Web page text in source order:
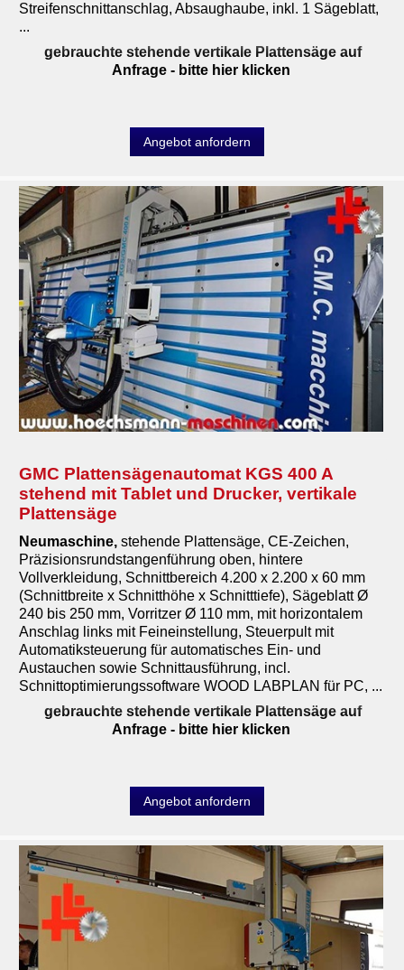
Streifenschnittanschlag, Absaughaube, inkl. 1 Sägeblatt,
...
gebrauchte stehende vertikale Plattensäge auf
Anfrage - bitte hier klicken
Angebot anfordern
GMC Plattensägenautomat KGS 400 A
stehend mit Tablet und Drucker, vertikale
Plattensäge
Neumaschine, stehende Plattensäge, CE-Zeichen,
Präzisionsrundstangenführung oben, hintere
Vollverkleidung, Schnittbereich 4.200 x 2.200 x 60 mm
(Schnittbreite x Schnitthöhe x Schnitttiefe), Sägeblatt Ø
240 bis 250 mm, Vorritzer Ø 110 mm, mit horizontalem
Anschlag links mit Feineinstellung, Steuerpult mit
Automatiksteuerung für automatisches Ein- und
Austauchen sowie Schnittausführung, incl.
Schnittoptimierungssoftware WOOD LABPLAN für PC, ...
gebrauchte stehende vertikale Plattensäge auf
Anfrage - bitte hier klicken
Angebot anfordern